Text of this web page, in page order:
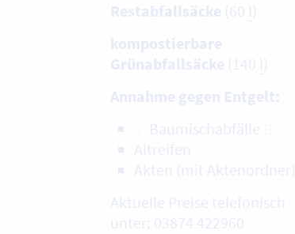
Restabfallsäcke (60 l)
kompostierbare
Grünabfallsäcke (140 l)
Annahme gegen Entgelt:
Baumischabfälle
Altreifen
Akten (mit Aktenordner)
Aktuelle Preise telefonisch
unter: 03874 422960